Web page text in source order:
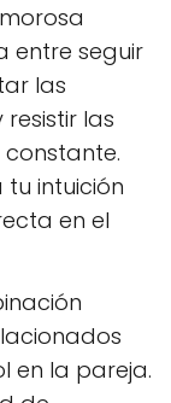
entre seguir
las
las
intuición
en el
en la pareja.